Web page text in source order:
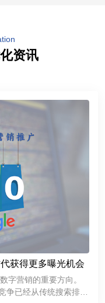
资讯
获得更多曝光机会
字营销的重要方向。
争已经从传统搜索排名